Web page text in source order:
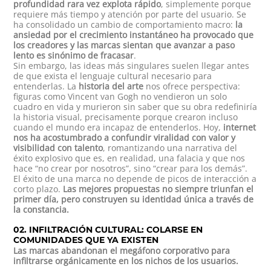
profundidad rara vez explota rápido, simplemente porque
requiere más tiempo y atención por parte del usuario. Se
ha consolidado un cambio de comportamiento macro: la
ansiedad por elcrecimiento instantáneoha provocado que
los creadores y las marcas sientan que avanzar a paso
lento es sinónimo de fracasar.
Sin embargo, las ideas más singulares suelen llegar antes
de que exista el lenguaje cultural necesario para
entenderlas. La historia del arte nos ofrece perspectiva:
figuras comoVincent van Gogh no vendieron un solo
cuadro en vida y murieron sin saber que su obra redefiniría
la historia visual, precisamente porque crearon incluso
cuando el mundo era incapaz de entenderlos. Hoy, internet
nos ha acostumbrado a confundir viralidad con valor y
visibilidad con talento, romantizando una narrativa del
éxito explosivo que es, en realidad, una falacia y que nos
hace “no crear por nosotros”, sino “crear para los demás”.
El éxito de una marca no depende de picos de interacción a
corto plazo. Las mejores propuestas no siempre triunfan el
primer día, pero construyen su identidad única a través de
la constancia.
02. INFILTRACIÓN CULTURAL: COLARSE EN
COMUNIDADES QUE YA EXISTEN
Las marcas abandonan el megáfono corporativo para
infiltrarse orgánicamente en los nichos de los usuarios.